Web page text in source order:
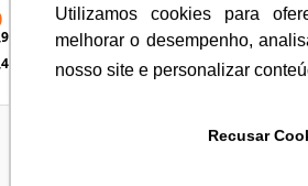
Utilizamos cookies para
melhorar o desempenho,
nosso site e personalizar
Recusar
R$ 143,90
3X deR$ 47,96
sem juros
12X deR$ 12,78
com juros